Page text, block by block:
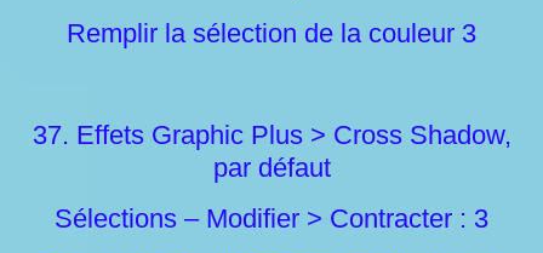
Remplir la sélection de la couleur 3
37. Effets Graphic Plus > Cross Shadow,
par défaut
Sélections – Modifier > Contracter : 3